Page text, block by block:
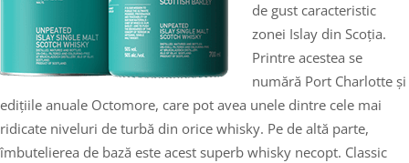
de gust caracteristic
zonei Islay din Scoția.
Printre acestea se
numără Port Charlotte și
edițiile anuale Octomore, care pot avea unele dintre cele mai
ridicate niveluri de turbă din orice whisky. Pe de altă parte,
îmbutelierea de bază este acest superb whisky necopt. Classic